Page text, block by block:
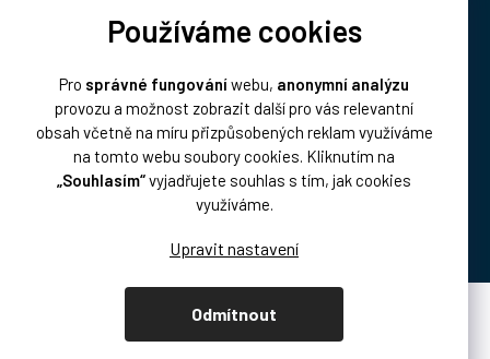
Používáme cookies
Pro správné fungováníwebu, anonymní analýzu
provozu a možnost zobrazit další pro vás relevantní
obsah včetně na míru přizpůsobených reklam využíváme
na tomto webu soubory cookies. Kliknutím na
„Souhlasím“vyjadřujete souhlas s tím, jak cookies
využíváme.
Odmítnout
Platba:
Vytvořil Shoptet Premium